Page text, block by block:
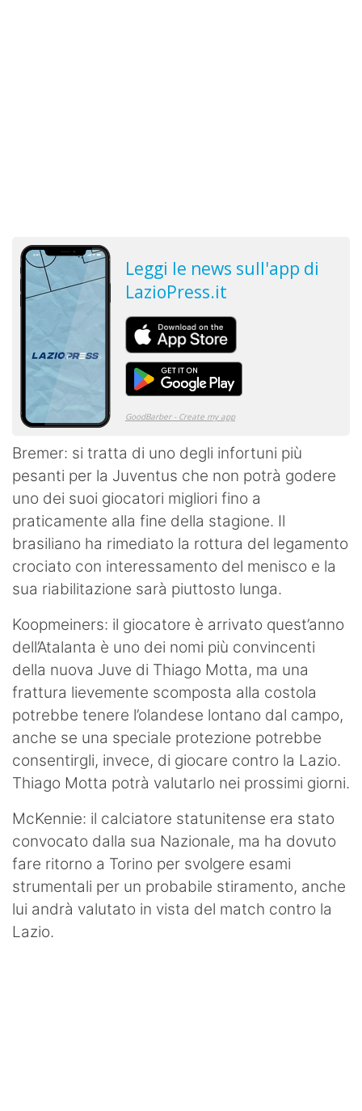
Bremer: si tratta di uno degli infortuni più
pesanti per la Juventus che non potrà godere
uno dei suoi giocatori migliori fino a
praticamente alla fine della stagione. Il
brasiliano ha rimediato la rottura del legamento
crociato con interessamento del menisco e la
sua riabilitazione sarà piuttosto lunga.
Koopmeiners: il giocatore è arrivato quest’anno
dell’Atalanta è uno dei nomi più convincenti
della nuova Juve di Thiago Motta, ma una
frattura lievemente scomposta alla costola
potrebbe tenere l’olandese lontano dal campo,
anche se una speciale protezione potrebbe
consentirgli, invece, di giocare contro la Lazio.
Thiago Motta potrà valutarlo nei prossimi giorni.
McKennie: il calciatore statunitense era stato
convocato dalla sua Nazionale, ma ha dovuto
fare ritorno a Torino per svolgere esami
strumentali per un probabile stiramento, anche
lui andrà valutato in vista del match contro la
Lazio.